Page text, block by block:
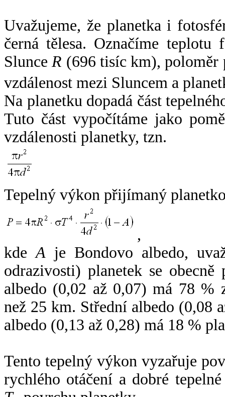
Uvažujeme, že planetka i
černá tělesa. Označíme
SlunceR (696 tisíc km),
vzdálenost mezi Sluncem a
Na planetku dopadá část
Tuto část vypočítáme jako
vzdálenosti planetky, tzn.
Tepelný výkon přijímaný
,
kdeA je Bondovo albedo,
odrazivosti) planetek se
albedo (0,02 až 0,07) má 78 %
než 25 km. Střední albedo (0,08
albedo (0,13 až 0,28) má 18 %
Tento tepelný výkon vyzařuje
rychlého otáčení a dobré